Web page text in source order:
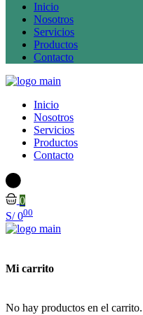
Inicio
Nosotros
Servicios
Productos
Contacto
Inicio
Nosotros
Servicios
Productos
Contacto
0
S/000
Mi carrito
No hay productos en el carrito.